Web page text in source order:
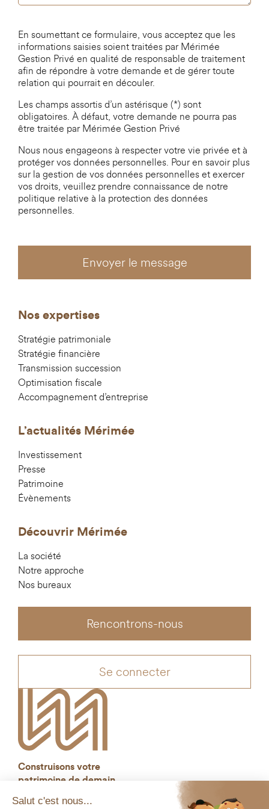
En soumettant ce formulaire, vous acceptez que les
informations saisies soient traitées par Mérimée
Gestion Privé en qualité de responsable de traitement
afin de répondre à votre demande et de gérer toute
relation qui pourrait en découler.
Les champs assortis d’un astérisque (*) sont
obligatoires. À défaut, votre demande ne pourra pas
être traitée par Mérimée Gestion Privé
Nous nous engageons à respecter votre vie privée et à
protéger vos données personnelles. Pour en savoir plus
sur la gestion de vos données personnelles et exercer
vos droits, veuillez prendre connaissance de notre
politique relative à la protection des données
personnelles.
Nos expertises
Stratégie patrimoniale
Stratégie financière
Transmission succession
Optimisation fiscale
Accompagnement d’entreprise
L’actualités Mérimée
Investissement
Presse
Patrimoine
Évènements
Découvrir Mérimée
La société
Notre approche
Nos bureaux
Rencontrons-nous
Se connecter
Construisons votre
patrimoine de demain